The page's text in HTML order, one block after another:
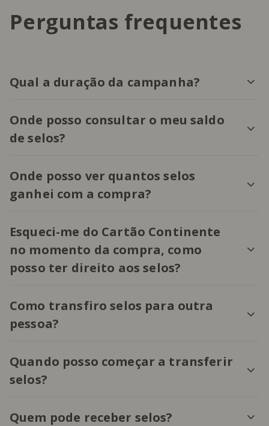
Perguntas frequentes
Qual a duração da campanha?
Onde posso consultar o meu saldo
de selos?
Onde posso ver quantos selos
ganhei com a compra?
Esqueci-me do Cartão Continente
no momento da compra, como
posso ter direito aos selos?
Como transfiro selos para outra
pessoa?
Quando posso começar a transferir
selos?
Quem pode receber selos?